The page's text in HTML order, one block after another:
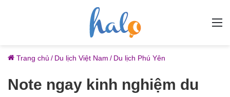
Trang chủ / Du lịch Việt Nam / Du lịch Phú Yên
Note ngay kinh nghiệm du